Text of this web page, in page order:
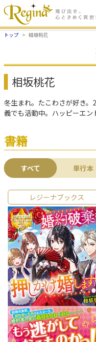
トップ 相坂桃花
相坂桃花
冬生まれ。たこわさが好き
義でも活動中。ハッピーエン
書籍
すべて 単行本
レジーナブックス